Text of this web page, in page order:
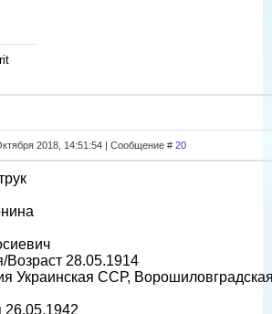
2018, 14:51:54 | Сообщение # 20
Возраст 28.05.1914
Украинская ССР,
26.05.1942